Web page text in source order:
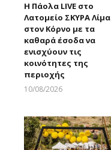
Η Πάολα LIVE στο
Λατομείο ΣΚΥΡΑ Λίμα
στον Κόρνο με τα
καθαρά έσοδα να
ενισχύουν τις
κοινότητες της
περιοχής
10/08/2026